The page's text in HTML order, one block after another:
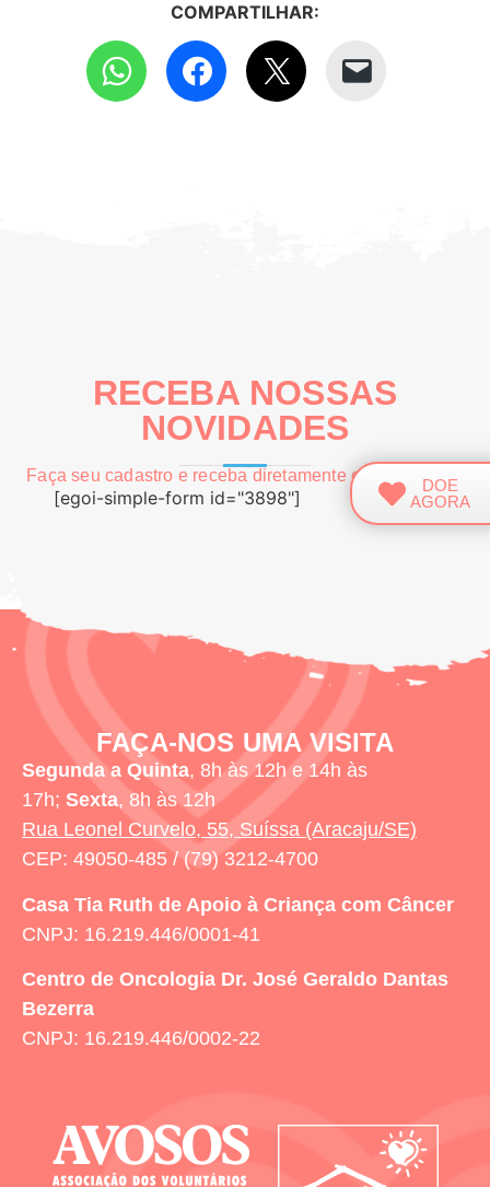
COMPARTILHAR:
DOE
AGORA
RECEBA NOSSAS
NOVIDADES
Faça seu cadastro e receba diretamente em seu e-mail
[egoi-simple-form id="3898"]
FAÇA-NOS UMA VISITA
Segunda a Quinta, 8h às 12h e 14h às
17h; Sexta, 8h às 12h
Rua Leonel Curvelo, 55, Suíssa (Aracaju/SE)
CEP: 49050-485 / (79) 3212-4700
Casa Tia Ruth de Apoio à Criança com Câncer
CNPJ: 16.219.446/0001-41
Centro de Oncologia Dr. José Geraldo Dantas
Bezerra
CNPJ: 16.219.446/0002-22